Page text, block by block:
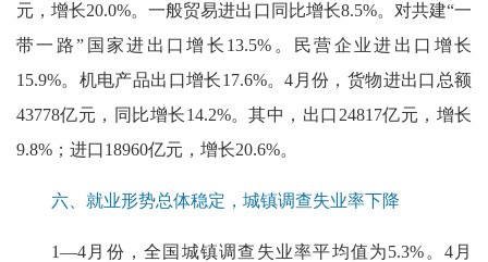
元，增长20.0%。一般贸易进出口同比增长8.5%。对共建“一
带一路”国家进出口增长13.5%。民营企业进出口增长
15.9%。机电产品出口增长17.6%。4月份，货物进出口总额
43778亿元，同比增长14.2%。其中，出口24817亿元，增长
9.8%；进口18960亿元，增长20.6%。
六、就业形势总体稳定，城镇调查失业率下降
1—4月份，全国城镇调查失业率平均值为5.3%。4月